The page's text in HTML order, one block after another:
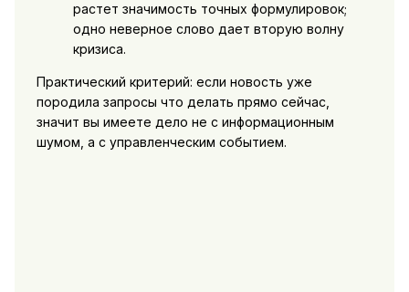
растет значимость точных формулировок;
одно неверное слово дает вторую волну
кризиса.
Практический критерий: если новость уже
породила запросы что делать прямо сейчас,
значит вы имеете дело не с информационным
шумом, а с управленческим событием.